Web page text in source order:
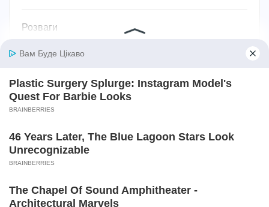
Розваги
Садівництво та рослини
Сантехніка
Секс
Серіали